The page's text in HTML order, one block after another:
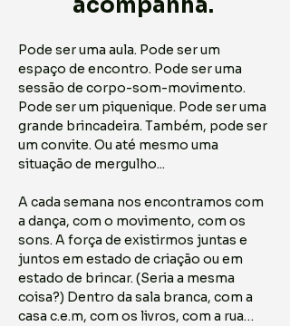
acompanha. ​​
Pode ser uma aula. Pode ser um
espaço de encontro. Pode ser uma
sessão de corpo-som-movimento.
Pode ser um piquenique. Pode ser uma
grande brincadeira. Também, pode ser
um convite. Ou até mesmo uma
situação de mergulho...
A cada semana nos encontramos com
a dança, com o movimento, com os
sons. A força de existirmos juntas e
juntos em estado de criação ou em
estado de brincar. (Seria a mesma
coisa?) Dentro da sala branca, com a
casa c.e.m, com os livros, com a rua…